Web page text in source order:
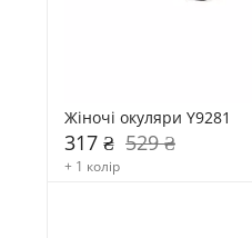
Жіночі окуляри Y9281
317 ₴ 529 ₴
+ 1 колір